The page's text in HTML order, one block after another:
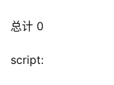
总计 0
script: